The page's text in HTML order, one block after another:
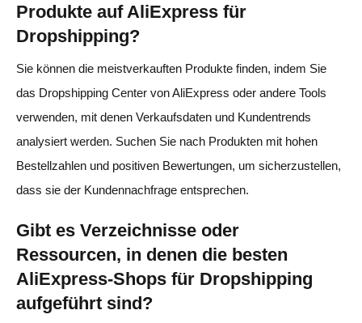
Produkte auf AliExpress für
Dropshipping?
Sie können die meistverkauften Produkte finden, indem Sie
das Dropshipping Center von AliExpress oder andere Tools
verwenden, mit denen Verkaufsdaten und Kundentrends
analysiert werden. Suchen Sie nach Produkten mit hohen
Bestellzahlen und positiven Bewertungen, um sicherzustellen,
dass sie der Kundennachfrage entsprechen.
Gibt es Verzeichnisse oder
Ressourcen, in denen die besten
AliExpress-Shops für Dropshipping
aufgeführt sind?